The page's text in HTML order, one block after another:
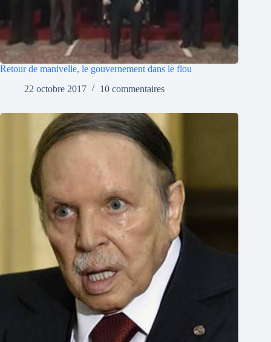
Retour de manivelle, le gouvernement dans le flou
22 octobre 2017
10 commentaires